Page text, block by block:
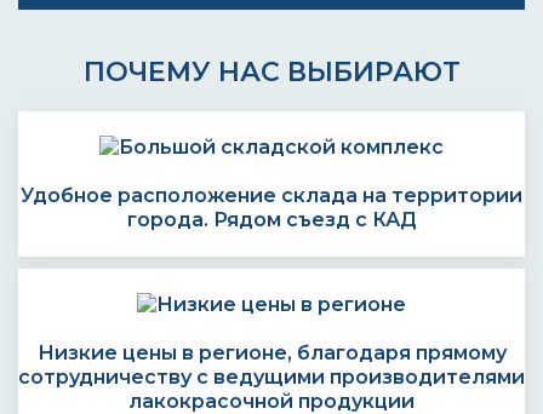
ПОЧЕМУ НАС ВЫБИРАЮТ
Удобное расположение склада на территории
города. Рядом съезд с КАД
Низкие цены в регионе, благодаря прямому
сотрудничеству с ведущими производителями
лакокрасочной продукции